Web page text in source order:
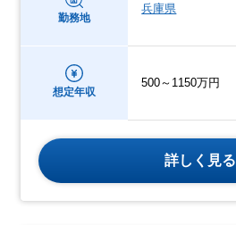
勤務地
兵庫県
想定年収
500～1150万円
詳しく見る